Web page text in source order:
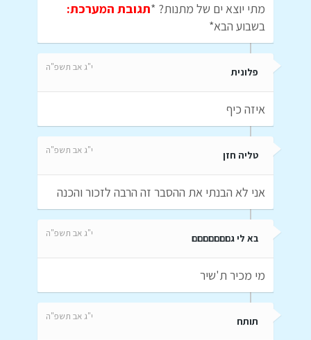
מתי יוצא ים של מתנות? *תגובת המערכת:
בשבוע הבא*
פלונית י"ג אב תשפ"ה
איזה כיף
טליה חזן י"ג אב תשפ"ה
אני לא הבנתי את ההסבר זה הרבה לזכור והכנה
בא לי גםםםםםםם י"ג אב תשפ"ה
מי מכיר ת'שיר
תותח י"ג אב תשפ"ה